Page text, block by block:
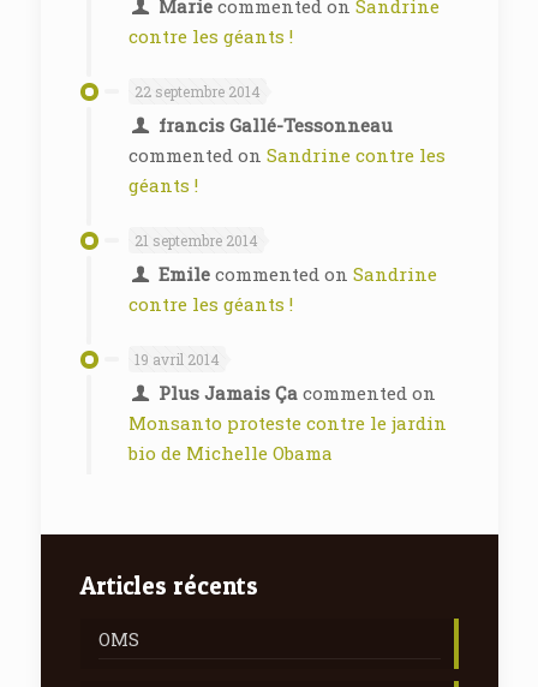
Mariecommented on Sandrine
contre les géants !
22 septembre 2014
francis Gallé-Tessonneau
commented on Sandrine contre les
géants !
21 septembre 2014
Emilecommented on Sandrine
contre les géants !
19 avril 2014
Plus Jamais Çacommented on
Monsanto proteste contre le jardin
bio de Michelle Obama
Articles récents
OMS